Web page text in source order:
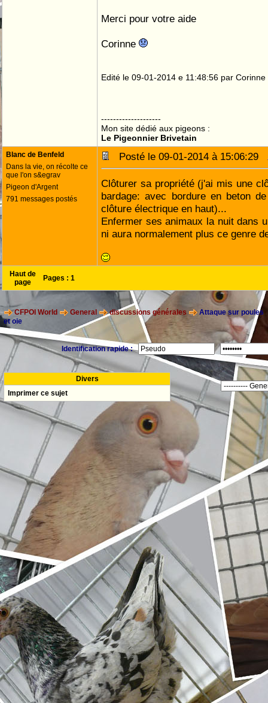
Merci pour votre aide
Corinne
Edité le 09-01-2014 e 11:48:56 par Corinne
--------------------
Mon site dédié aux pigeons :
Le Pigeonnier Brivetain
Blanc de Benfeld
Dans la vie, on récolte ce
que l'on s&egrav
Pigeon d'Argent
791 messages postés
Posté le 09-01-2014 à 15:06:29
Clôturer sa propriété (j'ai mis une
bardage: avec bordure en beton
clôture électrique en haut)...
Enfermer ses animaux la nuit dans
ni aura normalement plus ce genre
Haut de
page
Pages : 1
CFPOI World General discussions générales
Attaque sur poules
et oie
Identification rapide :
Divers
Imprimer ce sujet